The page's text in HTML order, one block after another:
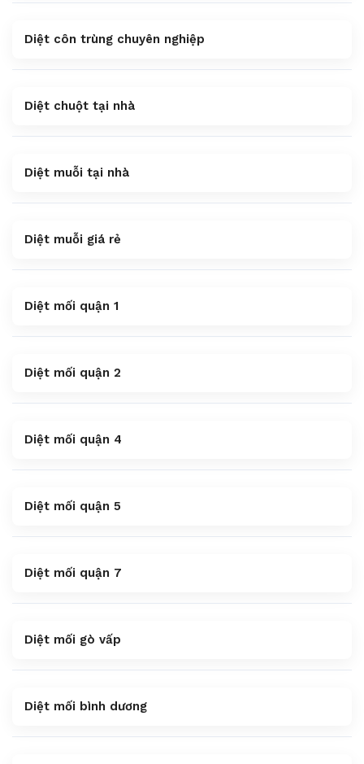
Diệt côn trùng chuyên nghiệp
Diệt chuột tại nhà
Diệt muỗi tại nhà
Diệt muỗi giá rẻ
Diệt mối quận 1
Diệt mối quận 2
Diệt mối quận 4
Diệt mối quận 5
Diệt mối quận 7
Diệt mối gò vấp
Diệt mối bình dương